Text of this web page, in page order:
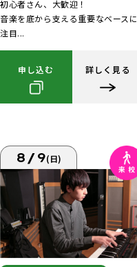
初心者さん、大歓迎！
音楽を底から支える重要なベースに
注目...
申し込む 詳しく見る
8/9(日)